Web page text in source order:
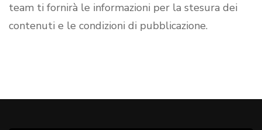
team ti fornirà le informazioni per la stesura dei
contenuti e le condizioni di pubblicazione.